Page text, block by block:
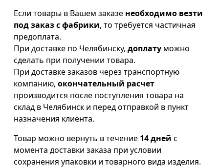
Если товары в Вашем заказе необходимо везти
под заказ с фабрики, то требуется частичная
предоплата.
При доставке по Челябинску, доплату можно
сделать при получении товара.
При доставке заказов через транспортную
компанию, окончательный расчет
производится после поступления товара на
склад в Челябинск и перед отправкой в пункт
назначения клиента.
Товар можно вернуть в течение 14 дней с
момента доставки заказа при условии
сохранения упаковки и товарного вида изделия.